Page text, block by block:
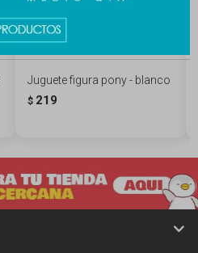
Juguete figura pony - blanco
$ 219